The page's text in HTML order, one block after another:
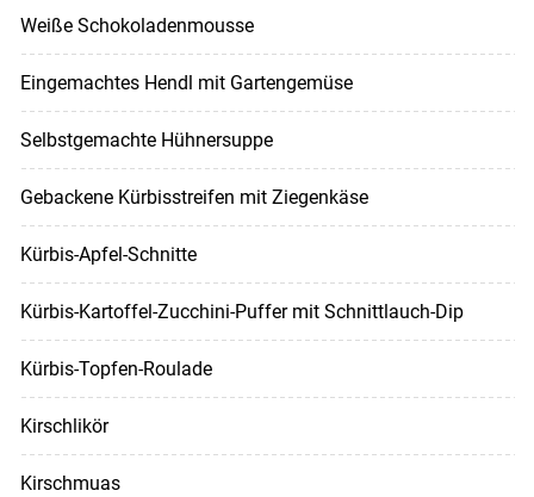
Weiße Schokoladenmousse
Eingemachtes Hendl mit Gartengemüse
Selbstgemachte Hühnersuppe
Gebackene Kürbisstreifen mit Ziegenkäse
Kürbis-Apfel-Schnitte
Kürbis-Kartoffel-Zucchini-Puffer mit Schnittlauch-Dip
Kürbis-Topfen-Roulade
Kirschlikör
Kirschmuas